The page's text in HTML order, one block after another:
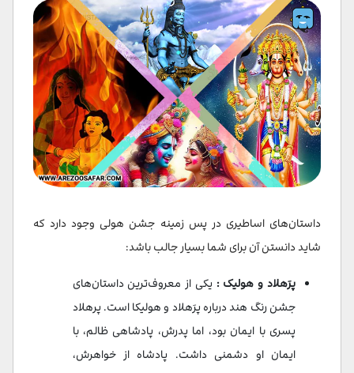
داستان‌های اساطیری در پس زمینه جشن هولی وجود دارد که
شاید دانستن آن برای شما بسیار جالب باشد:
پرَهلاد و هولیک : یکی از معروف‌ترین داستان‌های
جشن رنگ هند درباره پرَهلاد و هولیکا است. پرهلاد
پسری با ایمان بود، اما پدرش، پادشاهی ظالم، با
ایمان او دشمنی داشت. پادشاه از خواهرش،